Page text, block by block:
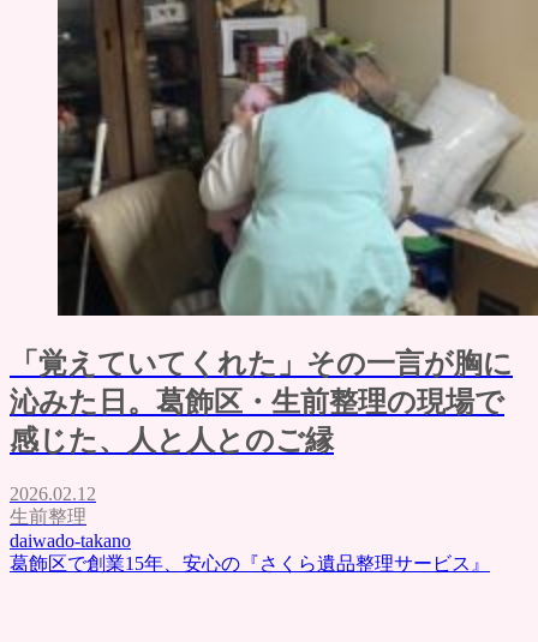
「覚えていてくれた」その一言が胸に
沁みた日。葛飾区・生前整理の現場で
感じた、人と人とのご縁
2026.02.12
生前整理
daiwado-takano
葛飾区で創業15年、安心の『さくら遺品整理サービス』